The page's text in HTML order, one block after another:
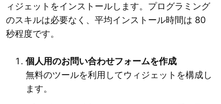
ィジェットをインストールします。プログラミング
のスキルは必要なく、平均インストール時間は 80
秒程度です。
個人用のお問い合わせフォームを作成
無料のツールを利用してウィジェットを構成し
ます。